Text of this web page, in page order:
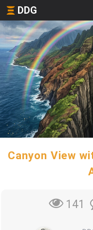
DDG
Canyon View
141